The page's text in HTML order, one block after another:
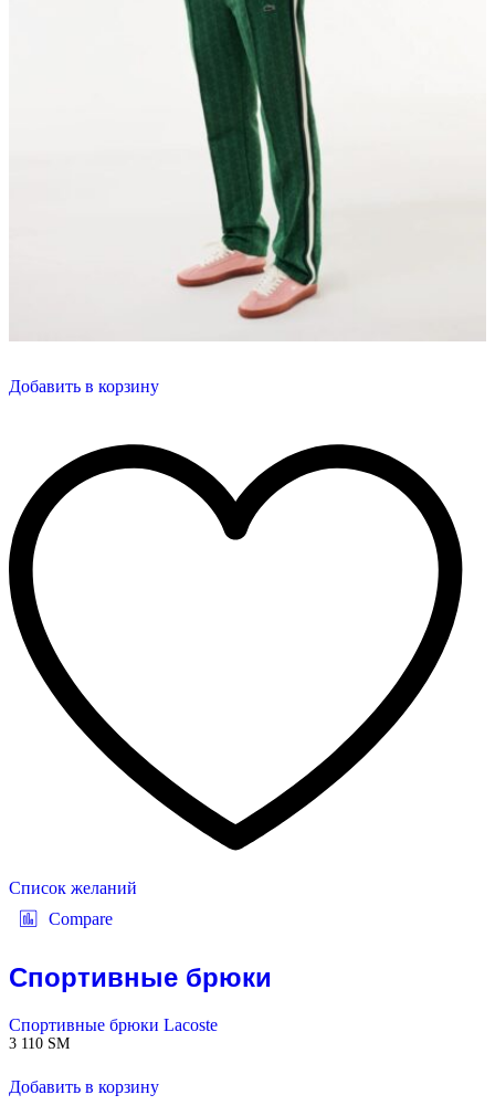
Добавить в корзину
Список желаний
Compare
Спортивные брюки
Спортивные брюки Lacoste
3 110 ЅМ
Добавить в корзину